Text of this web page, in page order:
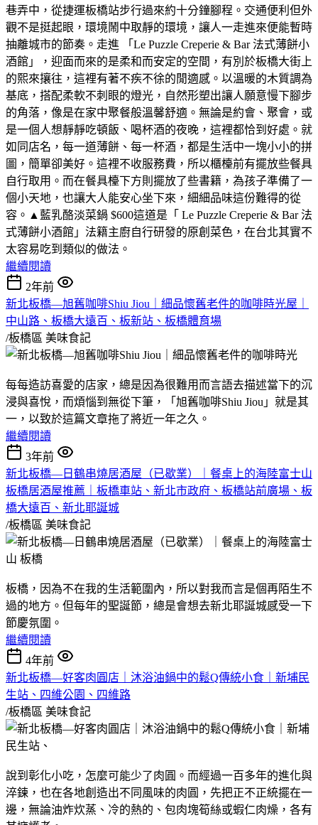
巷弄中，從捷運板橋站步行過來約十分鐘腳程。交通便利但外
觀不是挺起眼，環境鬧中取靜的環境，讓人一走進來便能暫時
抽離城市的節奏。走進 「Le Puzzle Creperie & Bar 法式薄餅小
酒館」，迎面而來的是柔和而安定的空間，有別於板橋大街上
的熙來攘往，這裡有著不疾不徐的閒適感。以溫暖的木質調為
基底，搭配柔軟不刺眼的燈光，自然形塑出讓人願意慢下腳步
的角落，像是在家中聚餐般溫馨舒適。無論是約會、聚會，或
是一個人想靜靜吃頓飯、喝杯酒的夜晚，這裡都恰到好處。就
如同店名，每一道薄餅、每一杯酒，都是生活中一塊小小的拼
圖，簡單卻美好。這裡不收服務費，所以櫃檯前有擺放些餐具
自行取用。而在餐具檯下方則擺放了些書籍，為孩子準備了一
個小天地，也讓大人能安心坐下來，細細品味這份難得的從
容。▲藍乳酪淡菜鍋 $600這道是「 Le Puzzle Creperie & Bar 法
式薄餅小酒館」法籍主廚自行研發的原創菜色，在台北其實不
太容易吃到類似的做法。
繼續閱讀
2年前
新北板橋—旭舊咖啡Shiu Jiou｜細品懷舊老件的咖啡時光屋｜
中山路、板橋大遠百、板新站、板橋體育場
/板橋區 美味食記
每每造訪喜愛的店家，總是因為很難用而言語去描述當下的沉
浸與喜悅，而煩惱到無從下筆，「旭舊咖啡Shiu Jiou」就是其
一，以致於這篇文章拖了將近一年之久。
繼續閱讀
3年前
新北板橋—日鶴串燒居酒屋（已歇業）｜餐桌上的海陸富士山
板橋居酒屋推薦｜板橋車站、新北市政府、板橋站前廣場、板
橋大遠百、新北耶誕城
/板橋區 美味食記
板橋，因為不在我的生活範圍內，所以對我而言是個再陌生不
過的地方。但每年的聖誕節，總是會想去新北耶誕城感受一下
節慶氛圍。
繼續閱讀
4年前
新北板橋—好客肉圓店｜沐浴油鍋中的鬆Q傳統小食｜新埔民
生站、四維公園、四維路
/板橋區 美味食記
說到彰化小吃，怎麼可能少了肉圓。而經過一百多年的進化與
淬鍊，也在各地創造出不同風味的肉圓，先把正不正統擺在一
邊，無論油炸炊蒸、冷的熱的、包肉塊筍絲或蝦仁肉燥，各有